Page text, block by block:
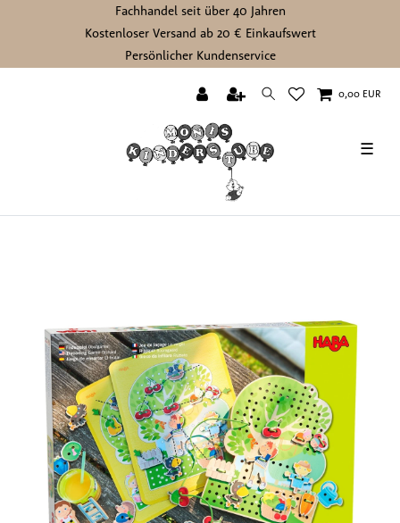
Fachhandel seit über 40 Jahren
Kostenloser Versand ab 20 € Einkaufswert
Persönlicher Kundenservice
0,00 EUR
☰